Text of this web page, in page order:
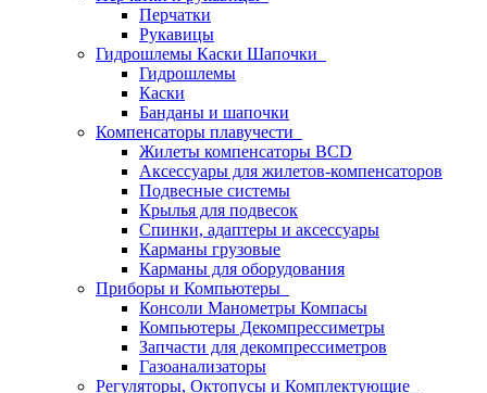
Перчатки
Рукавицы
Гидрошлемы Каски Шапочки
Гидрошлемы
Каски
Банданы и шапочки
Компенсаторы плавучести
Жилеты компенсаторы BCD
Аксессуары для жилетов-компенсаторов
Подвесные системы
Крылья для подвесок
Спинки, адаптеры и аксессуары
Карманы грузовые
Карманы для оборудования
Приборы и Компьютеры
Консоли Манометры Компасы
Компьютеры Декомпрессиметры
Запчасти для декомпрессиметров
Газоанализаторы
Регуляторы, Октопусы и Комплектующие